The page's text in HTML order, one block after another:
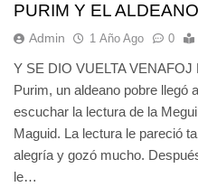
PURIM Y EL
Admin 1 Año Ago 0
Y SE DIO VUELTA
Purim, un aldeano pobre llegó
escuchar la lectura de la
Maguid. La lectura le pareció
alegría y gozó mucho.
le…